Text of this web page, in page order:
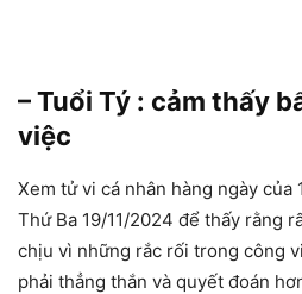
– Tuổi Tý : cảm thấy
việc
Xem tử vi cá nhân hàng ngày của
Thứ Ba 19/11/2024 để thấy rằng
chịu vì những rắc rối trong công
phải thẳng thắn và quyết đoán